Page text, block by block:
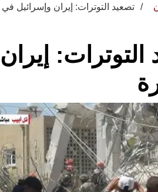
تصعيد التوترات: إيران وإسرائيل
التوترات: